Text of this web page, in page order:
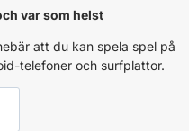
var som helst
att du kan spela spel på
telefoner och surfplattor.